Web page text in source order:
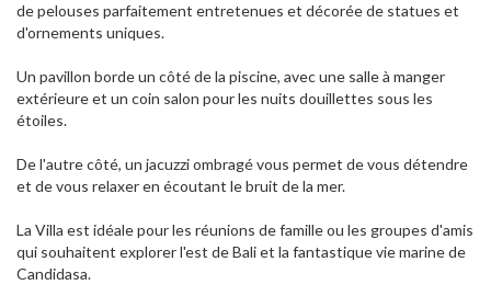
de pelouses parfaitement entretenues et décorée de statues et
d'ornements uniques.
Un pavillon borde un côté de la piscine, avec une salle à manger
extérieure et un coin salon pour les nuits douillettes sous les
étoiles.
De l'autre côté, un jacuzzi ombragé vous permet de vous détendre
et de vous relaxer en écoutant le bruit de la mer.
La Villa est idéale pour les réunions de famille ou les groupes d'amis
qui souhaitent explorer l'est de Bali et la fantastique vie marine de
Candidasa.